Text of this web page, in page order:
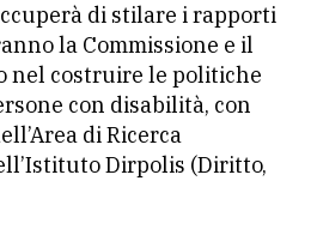
di stilare i rapporti
la Commissione e il
nel costruire le politiche
con disabilità, con
di Ricerca
Dirpolis (Diritto,